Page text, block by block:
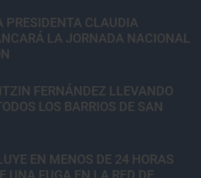
PRESIDENTA CLAUDIA
LA JORNADA NACIONAL
FERNÁNDEZ LLEVANDO
LOS BARRIOS DE SAN
EN MENOS DE 24 HORAS
UNA FUGA EN LA RED DE